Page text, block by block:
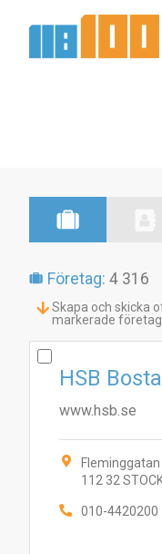
Företag: 4 316
Skapa och skicka
markerade
HSB
www.hsb.se
Fleminggatan
112 32
010-4420200